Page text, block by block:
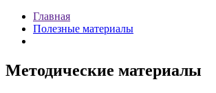
Главная
Полезные материалы
Методические материалы